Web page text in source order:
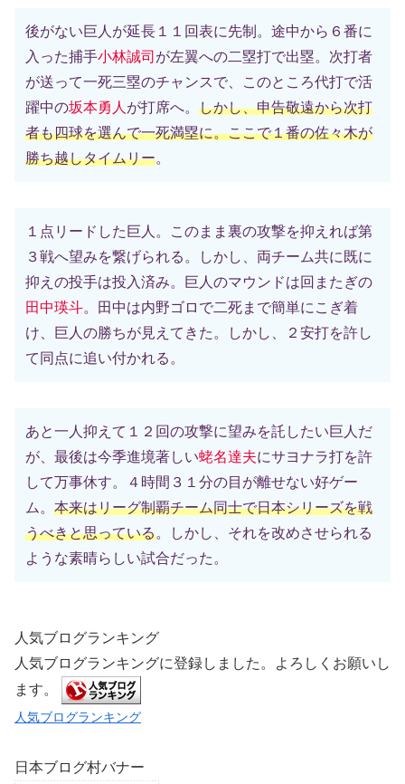
後がない巨人が延長１１回表に先制。途中から６番に
入った捕手小林誠司 が左翼への二塁打で出塁。次打者
が送って一死三塁のチャンスで、このところ代打で活
躍中の坂本勇人 が打席へ。 しかし、申告敬遠から次打
者も四球を選んで一死満塁に。ここで１番の佐々木が
勝ち越しタイムリー。
１点リードした巨人。このまま裏の攻撃を抑えれば第
３戦へ望みを繋げられる。しかし、両チーム共に既に
抑えの投手は投入済み。巨人のマウンドは回またぎの
田中瑛斗。田中は内野ゴロで二死まで簡単にこぎ着
け、巨人の勝ちが見えてきた。しかし、２安打を許し
て同点に追い付かれる。
あと一人抑えて１２回の攻撃に望みを託したい巨人だ
が、最後は今季進境著しい蛯名達夫にサヨナラ打を許
して万事休す。４時間３１分の目が離せない好ゲー
ム。 本来はリーグ制覇チーム同士で日本シリーズを戦
うべきと思っている。しかし、それを改めさせられる
ような素晴らしい試合だった。
人気ブログランキング
人気ブログランキングに登録しました。よろしくお願いし
ます。
人気ブログランキング
日本ブログ村バナー